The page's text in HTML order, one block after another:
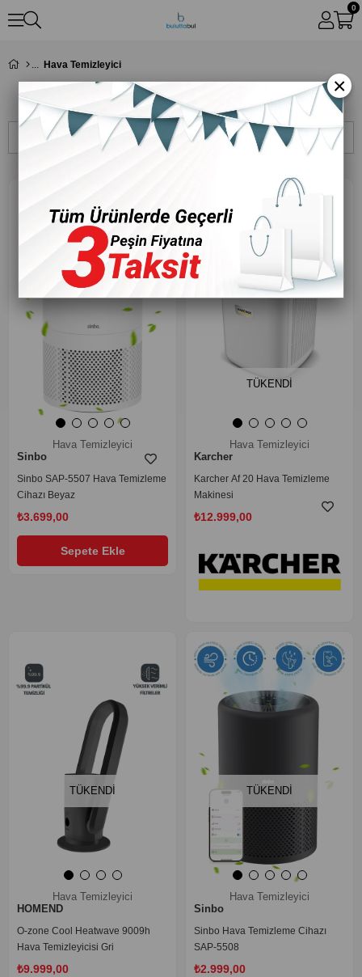
0
Hava Temizleyici
Hava Temizleyici
Filtreleme
Sıralama
Hava Temizleyici
Sinbo
Sinbo SAP-5507 Hava Temizleme
Cihazı Beyaz
₺3.699,00
Sepete Ekle
TÜKENDI
Hava Temizleyici
Karcher
Karcher Af 20 Hava Temizleme
Makinesi
₺12.999,00
TÜKENDI
Hava Temizleyici
HOMEND
O-zone Cool Heatwave 9009h
Hava Temizleyicisi Gri
₺9.999,00
TÜKENDI
Hava Temizleyici
Sinbo
Sinbo Hava Temizleme Cihazı
SAP-5508
₺2.999,00
×